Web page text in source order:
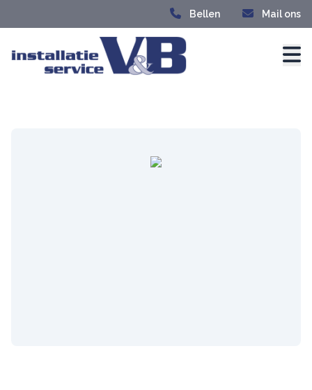
Bellen Mail ons